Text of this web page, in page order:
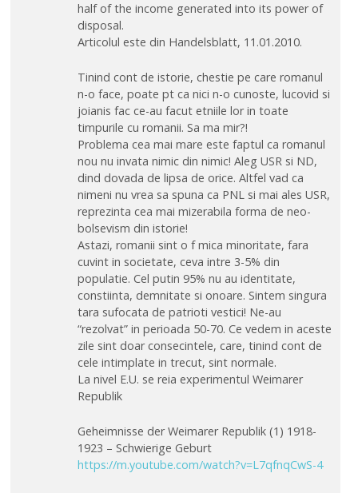
half of the income generated into its power of
disposal.
Articolul este din Handelsblatt, 11.01.2010.
Tinind cont de istorie, chestie pe care romanul
n-o face, poate pt ca nici n-o cunoste, lucovid si
joianis fac ce-au facut etniile lor in toate
timpurile cu romanii. Sa ma mir?!
Problema cea mai mare este faptul ca romanul
nou nu invata nimic din nimic! Aleg USR si ND,
dind dovada de lipsa de orice. Altfel vad ca
nimeni nu vrea sa spuna ca PNL si mai ales USR,
reprezinta cea mai mizerabila forma de neo-
bolsevism din istorie!
Astazi, romanii sint o f mica minoritate, fara
cuvint in societate, ceva intre 3-5% din
populatie. Cel putin 95% nu au identitate,
constiinta, demnitate si onoare. Sintem singura
tara sufocata de patrioti vestici! Ne-au
“rezolvat” in perioada 50-70. Ce vedem in aceste
zile sint doar consecintele, care, tinind cont de
cele intimplate in trecut, sint normale.
La nivel E.U. se reia experimentul Weimarer
Republik
Geheimnisse der Weimarer Republik (1) 1918-
1923 – Schwierige Geburt
https://m.youtube.com/watch?v=L7qfnqCwS-4